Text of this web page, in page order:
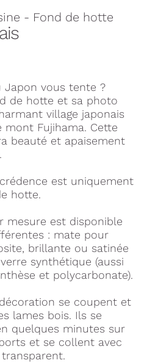
- Fond de hotte
Japon vous tente ?
de hotte et sa photo
village japonais
mont Fujihama. Cette
beauté et apaisement
est uniquement
hotte.
mesure est disponible
: mate pour
brillante ou satinée
synthétique (aussi
et polycarbonate).
se coupent et
lames bois. Ils se
quelques minutes sur
et se collent avec